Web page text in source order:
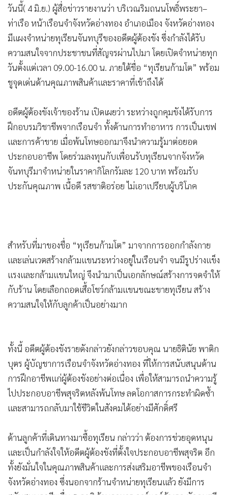
• ต่างประเทศ
• Special Scoop
• เศรษฐกิจ-ธุรกิจ
• จีน
• ชุมชน-คุณภาพชีวิต
• อาชญากรรม
•
เกม
วิทยาศาสตร์
• หุ้น
• อินโดจีน
• ญี่ปุ่น
• News1
• Gotomanager
วันนี้( 4 มิ.ย.) ผู้สื่อข่าวรายงานว่า บริเวณริมถนนโพธิ์พระยา–
ท่าเรือ หน้าเรือนจำจังหวัดอ่างทอง อำเภอเมือง จังหวัดอ่างทอง
มีแผงจำหน่ายทุเรียนจันทบุรีของอดีตผู้ต้องขัง ซึ่งกำลังได้รับ
ความสนใจจากประชาชนที่สัญจรผ่านไปมา โดยเปิดจำหน่ายทุก
วันตั้งแต่เวลา 09.00-16.00 น. ภายใต้ชื่อ “ทุเรียนก้ามโต” พร้อม
ชูจุดเด่นด้านคุณภาพสินค้าและราคาที่เข้าถึงได้
อดีตผู้ต้องขังเจ้าของร้าน เปิดเผยว่า ระหว่างถูกคุมขังได้รับการ
ฝึกอบรมวิชาชีพจากเรือนจำ ทั้งด้านการทำอาหาร การเป็นเชฟ
และการค้าขาย เมื่อพ้นโทษออกมาจึงนำความรู้มาต่อยอด
ประกอบอาชีพ โดยร่วมลงทุนกับเพื่อนรับทุเรียนจากจังหวัด
จันทบุรีมาจำหน่ายในราคากิโลกรัมละ 120 บาท พร้อมรับ
ประกันคุณภาพ เนื้อดี รสชาติอร่อย ไม่เอาเปรียบผู้บริโภค